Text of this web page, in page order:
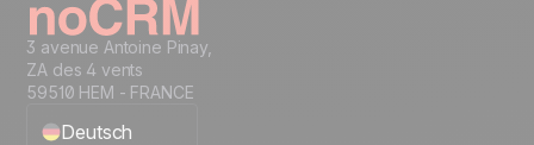
3 avenue Antoine Pinay,
ZA des 4 vents
59510 HEM - FRANCE
Deutsch